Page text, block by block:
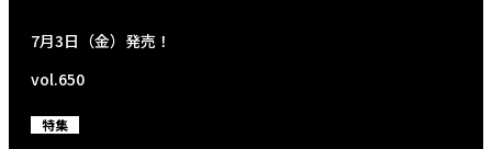
7月3日（金）発売！
vol.650
特集